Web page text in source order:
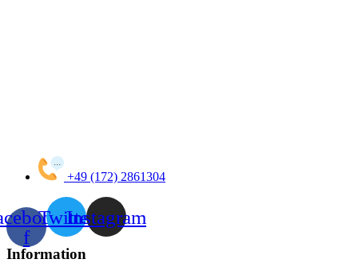
+49 (172) 2861304
f
TwitterInstagram
Information